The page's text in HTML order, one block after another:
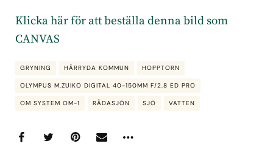
Klicka här för att beställa denna bild som
CANVAS
GRYNING HÄRRYDA KOMMUN HOPPTORN
OLYMPUS M.ZUIKO DIGITAL 40-150MM F/2.8 ED PRO
OM SYSTEM OM-1 RÅDASJÖN SJÖ VATTEN